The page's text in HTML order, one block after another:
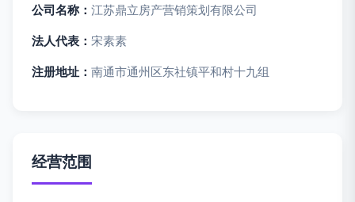
公司名称： 江苏鼎立房产营销策划有限公司
法人代表： 宋素素
注册地址： 南通市通州区东社镇平和村十九组
经营范围